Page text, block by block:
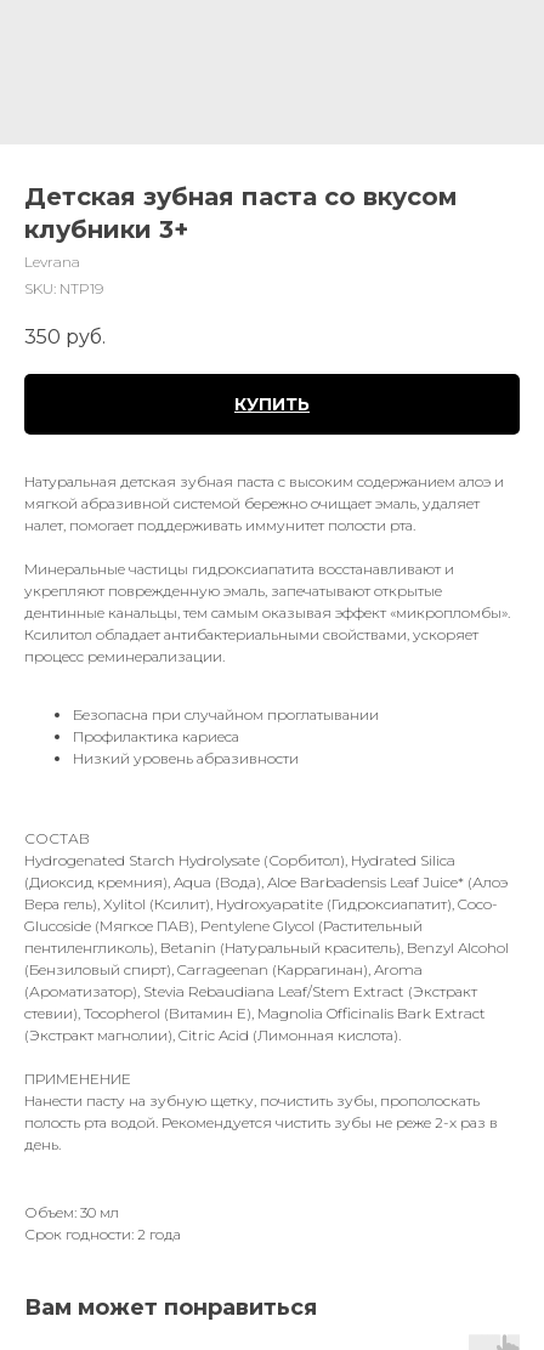
Детская зубная паста со вкусом
клубники 3+
Levrana
SKU: NTP19
350 руб.
КУПИТЬ
Натуральная детская зубная паста с высоким содержанием алоэ и
мягкой абразивной системой бережно очищает эмаль, удаляет
налет, помогает поддерживать иммунитет полости рта.
Минеральные частицы гидроксиапатита восстанавливают и
укрепляют поврежденную эмаль, запечатывают открытые
дентинные канальцы, тем самым оказывая эффект «микропломбы».
Ксилитол обладает антибактериальными свойствами, ускоряет
процесс реминерализации.
Безопасна при случайном проглатывании
Профилактика кариеса
Низкий уровень абразивности
СОСТАВ
Hydrogenated Starch Hydrolysate (Сорбитол), Hydrated Silica
(Диоксид кремния), Aqua (Вода), Aloe Barbadensis Leaf Juice* (Алоэ
Вера гель), Xylitol (Ксилит), Hydroxyapatite (Гидроксиапатит), Coco-
Glucoside (Мягкое ПАВ), Pentylene Glycol (Растительный
пентиленгликоль), Betanin (Натуральный краситель), Benzyl Alcohol
(Бензиловый спирт), Carrageenan (Каррагинан), Aroma
(Ароматизатор), Stevia Rebaudiana Leaf/Stem Extract (Экстракт
стевии), Tocopherol (Витамин Е), Magnolia Officinalis Bark Extract
(Экстракт магнолии), Citric Acid (Лимонная кислота).
ПРИМЕНЕНИЕ
Нанести пасту на зубную щетку, почистить зубы, прополоскать
полость рта водой. Рекомендуется чистить зубы не реже 2-х раз в
день.
Объем: 30 мл
Срок годности: 2 года
Вам может понравиться